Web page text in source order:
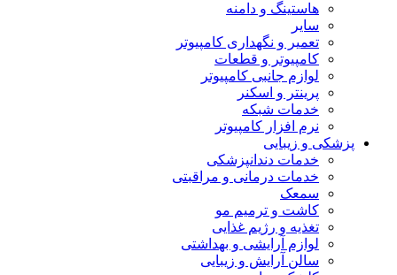
هاستینگ و دامنه
سایر
تعمیر و نگهداری کامپیوتر
کامپیوتر و قطعات
لوازم جانبی کامپیوتر
پرینتر و اسکنر
خدمات شبکه
نرم افزار کامپیوتر
پزشکی و زیبایی
خدمات دندانپزشکی
خدمات درمانی و مراقبتی
سمعک
کاشت و ترمیم مو
تغذیه و رژیم غذایی
لوازم آرایشی و بهداشتی
سالن آرایش و زیبایی